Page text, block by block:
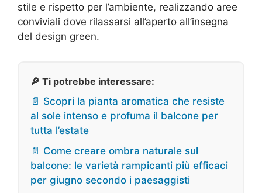
stile e rispetto per l’ambiente, realizzando aree
conviviali dove rilassarsi all’aperto all’insegna
del design green.
🔎 Ti potrebbe interessare:
📄 Scopri la pianta aromatica che resiste
al sole intenso e profuma il balcone per
tutta l’estate
📄 Come creare ombra naturale sul
balcone: le varietà rampicanti più efficaci
per giugno secondo i paesaggisti